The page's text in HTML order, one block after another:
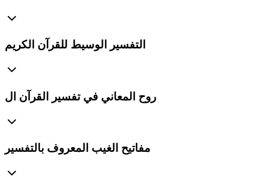
التفسير الوسيط للقرآن الكريم
روح المعاني في تفسير القرآن ال
مفاتيح الغيب المعروف بالتفسير